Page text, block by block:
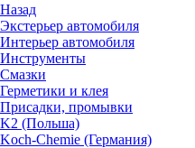
Назад
Экстерьер автомобиля
Интерьер автомобиля
Инструменты
Смазки
Герметики и клея
Присадки, промывки
K2 (Польша)
Koch-Chemie (Германия)